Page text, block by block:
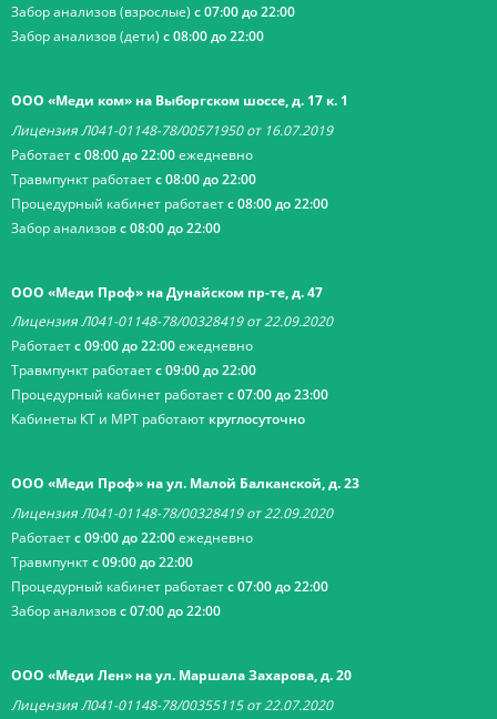
Забор анализов (взрослые) с 07:00 до 22:00
Забор анализов (дети) с 08:00 до 22:00
ООО «Меди ком» на Выборгском шоссе, д. 17 к. 1
Лицензия Л041-01148-78/00571950 от 16.07.2019
Работаетс 08:00 до 22:00ежедневно
Травмпункт работаетс 08:00 до 22:00
Процедурный кабинет работаетс 08:00 до 22:00
Забор анализовс 08:00 до 22:00
ООО «Меди Проф» на Дунайском пр-те, д. 47
Лицензия Л041-01148-78/00328419 от 22.09.2020
Работаетс 09:00 до 22:00ежедневно
Травмпункт работаетс 09:00 до 22:00
Процедурный кабинет работаетс 07:00 до 23:00
Кабинеты КТ и МРТ работают круглосуточно
ООО «Меди Проф» на ул. Малой Балканской, д. 23
Лицензия Л041-01148-78/00328419 от 22.09.2020
Работаетс 09:00 до 22:00ежедневно
Травмпунктс 09:00 до 22:00
Процедурный кабинет работаетс 07:00 до 22:00
Забор анализовс 07:00 до 22:00
ООО «Меди Лен» на ул. Маршала Захарова, д. 20
Лицензия Л041-01148-78/00355115 от 22.07.2020